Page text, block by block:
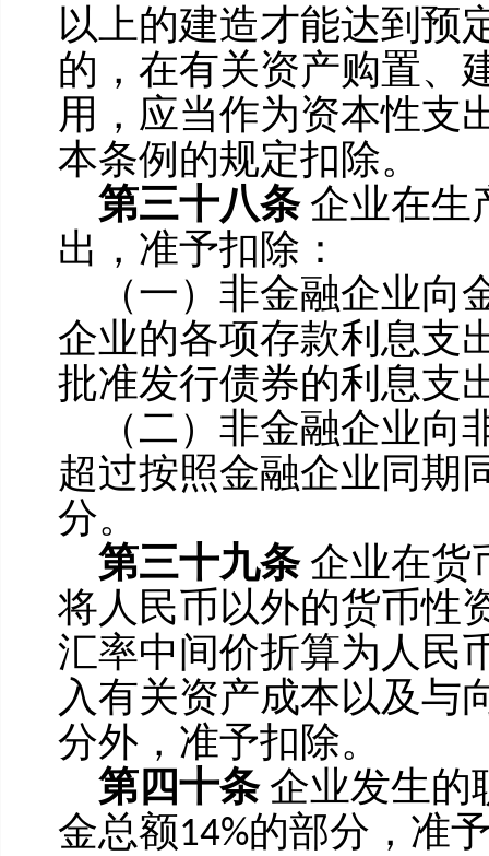
以上的建造才能达到预
的，在有关资产购置、
用，应当作为资本性支
本条例的规定扣除。
第三十八条 企业在生
出，准予扣除：
（一）非金融企业
企业的各项存款利息支
批准发行债券的利息支
（二）非金融企业
超过按照金融企业同期
分。
第三十九条 企业在货
将人民币以外的货币性
汇率中间价折算为人民
入有关资产成本以及与
分外，准予扣除。
第四十条 企业发生的
金总额14%的部分，准